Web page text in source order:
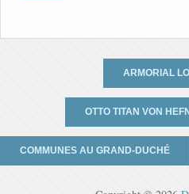
ARMORIAL
OTTO TITAN VON
COMMUNES AU GRAND-DUCHÉ